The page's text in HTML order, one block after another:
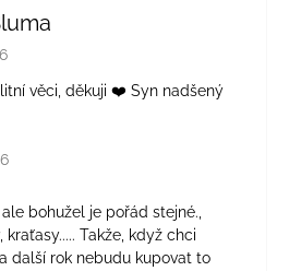
obchodu je 5 z 5 hvězdiček.
věci, děkuji ❤️ Syn nadšený
obchodu je 4 z 5 hvězdiček.
bohužel je pořád stejné.,
Takže, když chci
další rok nebudu kupovat to